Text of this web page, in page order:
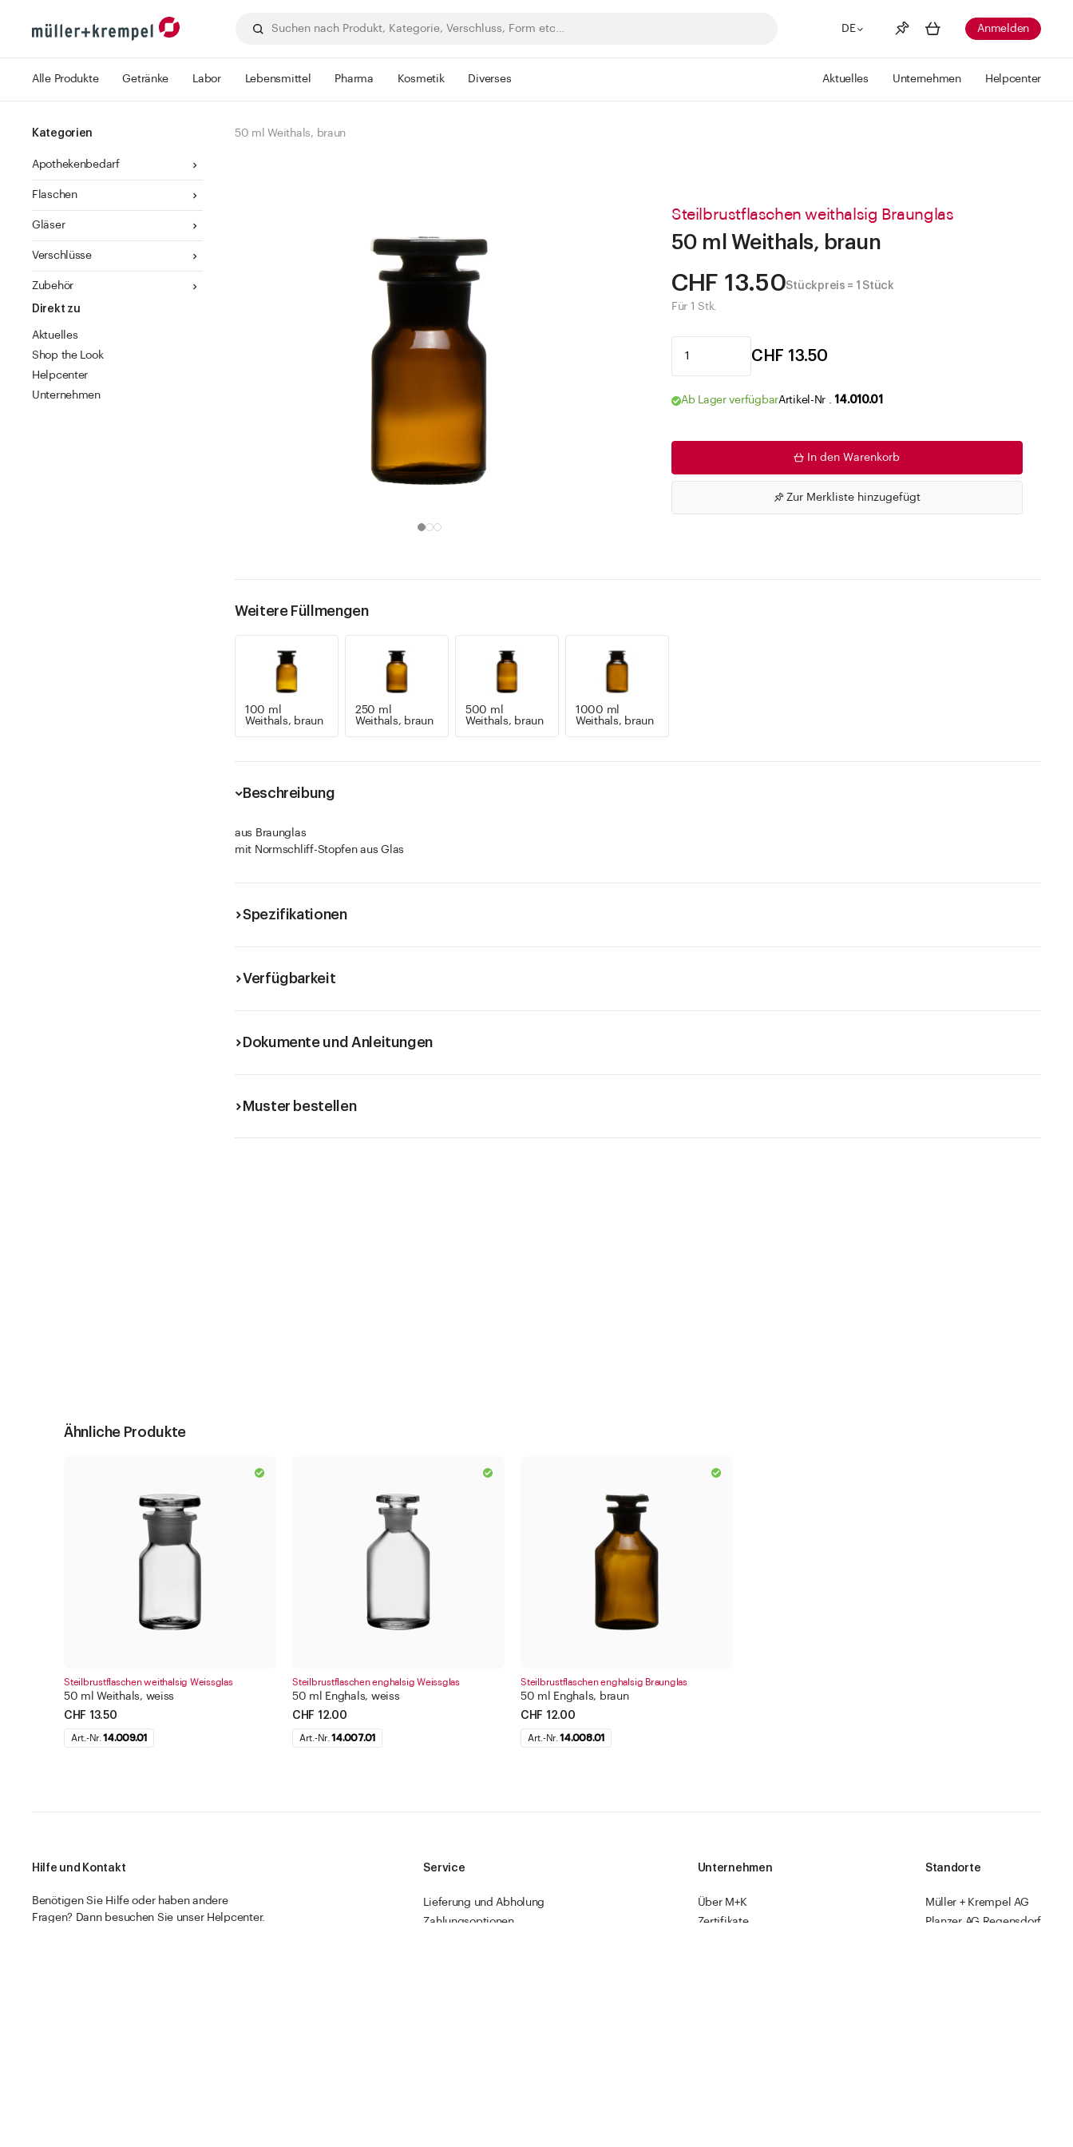
DE
Merkliste Mehr anzeigen
Anmelden
Alle Produkte Getränke Labor Lebensmittel Pharma Kosmetik Diverses Aktuelles Unternehmen Helpcenter
Kategorien
Apothekenbedarf
Flaschen
Gläser
Verschlüsse
Zubehör
Direkt zu
Aktuelles
Shop the Look
Helpcenter
Unternehmen
50 ml Weithals, braun
Steilbrustflaschen weithalsig Braunglas
50 ml Weithals, braun
CHF 13.50Stückpreis = 1 Stück
Für 1 Stk.
CHF 13.50
Ab Lager verfügbarArtikel-Nr . 14.010.01
In den Warenkorb
Zur Merkliste hinzugefügt
Weitere Füllmengen
100 ml
Weithals, braun
250 ml
Weithals, braun
500 ml
Weithals, braun
1000 ml
Weithals, braun
Beschreibung
aus Braunglas
mit Normschliff-Stopfen aus Glas
Spezifikationen
Verfügbarkeit
Dokumente und Anleitungen
Muster bestellen
Ähnliche Produkte
Steilbrustflaschen weithalsig Weissglas
50 ml Weithals, weiss
CHF 13.50
Art.-Nr.14.009.01
Steilbrustflaschen enghalsig Weissglas
50 ml Enghals, weiss
CHF 12.00
Art.-Nr.14.007.01
Steilbrustflaschen enghalsig Braunglas
50 ml Enghals, braun
CHF 12.00
Art.-Nr.14.008.01
Hilfe und Kontakt
Benötigen Sie Hilfe oder haben andere
Fragen? Dann besuchen Sie unser Helpcenter.
Service
Lieferung und Abholung
Zahlungsoptionen
Unternehmen
Über M+K
Zertifikate
Standorte
Müller + Krempel AG
Planzer AG Regensdorf